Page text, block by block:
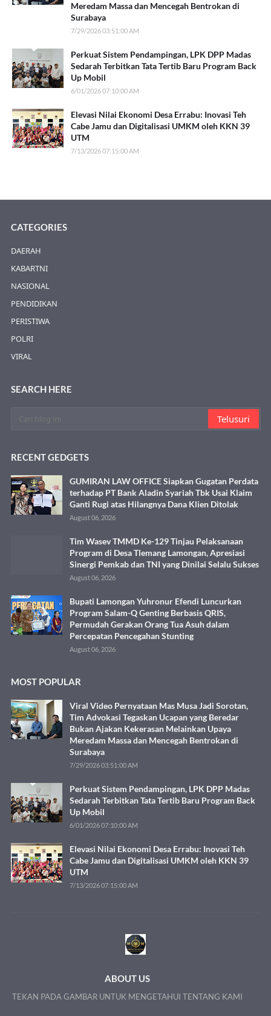
Meredam Massa dan Mencegah Bentrokan di
Surabaya
7/29/2026 03:51:00 AM
Perkuat Sistem Pendampingan, LPK DPP Madas
Sedarah Terbitkan Tata Tertib Baru Program Back
Up Mobil
6/01/2026 07:10:00 AM
Elevasi Nilai Ekonomi Desa Errabu: Inovasi Teh
Cabe Jamu dan Digitalisasi UMKM oleh KKN 39
UTM
7/13/2026 07:15:00 AM
CATEGORIES
DAERAH
KABARTNI
NASIONAL
PENDIDIKAN
PERISTIWA
POLRI
VIRAL
SEARCH HERE
RECENT GEDGETS
GUMIRAN LAW OFFICE Siapkan Gugatan Perdata
terhadap PT Bank Aladin Syariah Tbk Usai Klaim
Ganti Rugi atas Hilangnya Dana Klien Ditolak
August 06, 2026
Tim Wasev TMMD Ke-129 Tinjau Pelaksanaan
Program di Desa Tlemang Lamongan, Apresiasi
Sinergi Pemkab dan TNI yang Dinilai Selalu Sukses
August 06, 2026
Bupati Lamongan Yuhronur Efendi Luncurkan
Program Salam-Q Genting Berbasis QRIS,
Permudah Gerakan Orang Tua Asuh dalam
Percepatan Pencegahan Stunting
August 06, 2026
MOST POPULAR
Viral Video Pernyataan Mas Musa Jadi Sorotan,
Tim Advokasi Tegaskan Ucapan yang Beredar
Bukan Ajakan Kekerasan Melainkan Upaya
Meredam Massa dan Mencegah Bentrokan di
Surabaya
7/29/2026 03:51:00 AM
Perkuat Sistem Pendampingan, LPK DPP Madas
Sedarah Terbitkan Tata Tertib Baru Program Back
Up Mobil
6/01/2026 07:10:00 AM
Elevasi Nilai Ekonomi Desa Errabu: Inovasi Teh
Cabe Jamu dan Digitalisasi UMKM oleh KKN 39
UTM
7/13/2026 07:15:00 AM
ABOUT US
TEKAN PADA GAMBAR UNTUK MENGETAHUI TENTANG KAMI